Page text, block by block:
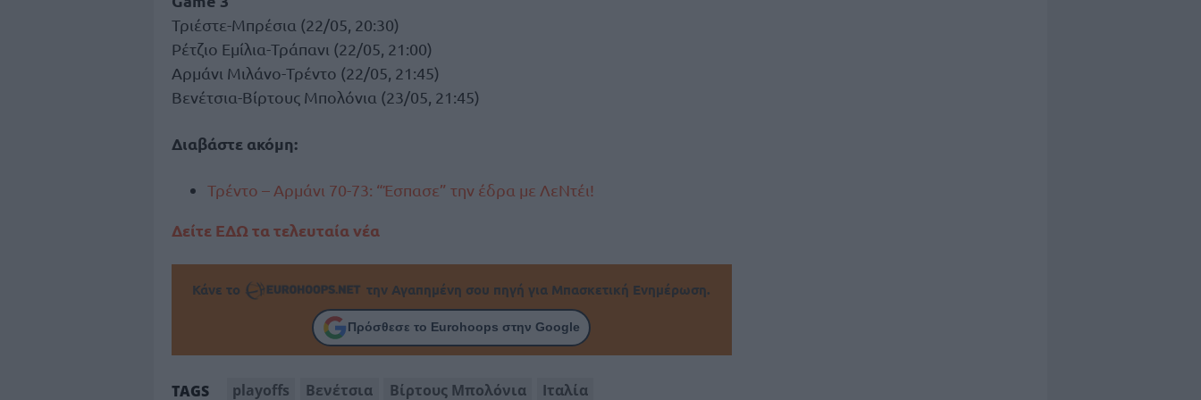
Τριέστε-Μπρέσια (22/05, 20:30)
Ρέτζιο Εμίλια-Τράπανι (22/05, 21:00)
Αρμάνι Μιλάνο-Τρέντο (22/05, 21:45)
Βενέτσια-Βίρτους Μπολόνια (23/05, 21:45)
Διαβάστε ακόμη:
Τρέντο – Αρμάνι 70-73: “Έσπασε” την έδρα με ΛεΝτέι!
Δείτε ΕΔΩ τα τελευταία νέα
Κάνε το την Αγαπημένη σου πηγή για Μπασκετική Ενημέρωση.
Πρόσθεσε το Eurohoops στην Google
TAGS playoffs Βενέτσια Βίρτους Μπολόνια Ιταλία